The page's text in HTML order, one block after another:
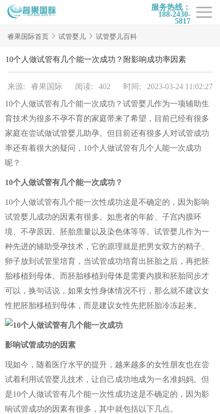
服务热线：
188-2430-
5817
首页
试管项目
试管百科
试管医院
睿果国际
睿果国际首页 试管婴儿 试管婴儿百科
10个人做试管有几个能一次成功？附影响成功率因素
来源: 睿果国际 阅读: 402 时间: 2023-03-24 11:02:27
10个人做试管有几个能一次成功？试管婴儿作为一项辅助生
育技术为很多不孕不育的家庭带来了希望，目前已经有很多
家庭在尝试做试管婴儿助孕。但目前还有很多人对试管成功
率还有着很大的疑问，10个人做试管有几个人能一次成功
呢？
10个人做试管有几个能一次成功？
10个人做试管有几个能一次性成功这是不确定的，因为影响
试管婴儿成功的因素有很多。如患者的年龄、子宫内膜环
境、不孕原因、胚胎质量以及染色体等等。试管婴儿作为一
种先进的辅助受孕技术，它的原理就是把男女双方的精子、
卵子放到试管里培育，当试管成功培育出胚胎之后，再把胚
胎移植到母体。而胚胎移植到母体是需要内膜和胚胎同步才
可以，换句话说，如果女性身体情况不行，那么就不建议女
性把胚胎移植到母体，而是建议女性先把胚胎冷冻起来。
影响试管成功的因素
现如今，随着医疗水平的提升，越来越多的女性朋友也在尝
试着利用试管婴儿技术，让自己成功地成为一名准妈妈。但
是10个人做试管有几个能一次性成功这是不确定的，因为影
响试管成功的因素有很多，其中就包括以下几点。